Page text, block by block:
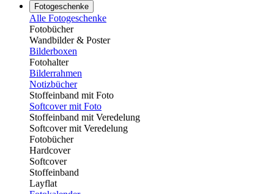
Fotogeschenke
Alle Fotogeschenke
Fotobücher
Wandbilder & Poster
Bilderboxen
Fotohalter
Bilderrahmen
Notizbücher
Stoffeinband mit Foto
Softcover mit Foto
Stoffeinband mit Veredelung
Softcover mit Veredelung
Fotobücher
Hardcover
Softcover
Stoffeinband
Layflat